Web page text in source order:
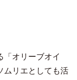
「オリーブオイ
ムリエとしても活